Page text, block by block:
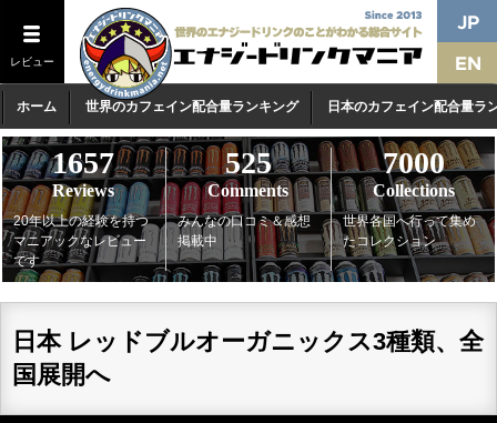
レビュー
ホーム 世界のカフェイン配合量ランキング 日本のカフェイン配合量ラ
1657
Reviews
20年以上の経験を持つ
マニアックなレビュー
です
525
Comments
みんなの口コミ＆感想
掲載中
7000
Collections
世界各国へ行って集め
たコレクション
日本 レッドブルオーガニックス3種類、全
国展開へ